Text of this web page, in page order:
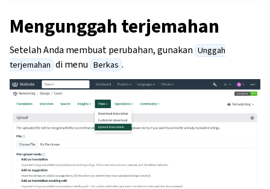
Mengunggah terjemahan
Setelah Anda membuat perubahan, gunakan Unggah
terjemahan di menu Berkas .